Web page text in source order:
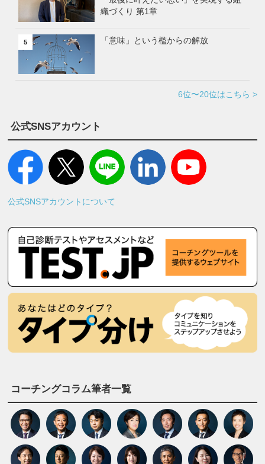
織づくり 第1章
5 「意味」という檻からの解放
6位〜20位はこちら >
公式SNSアカウント
公式SNSアカウントについて
コーチングコラム筆者一覧